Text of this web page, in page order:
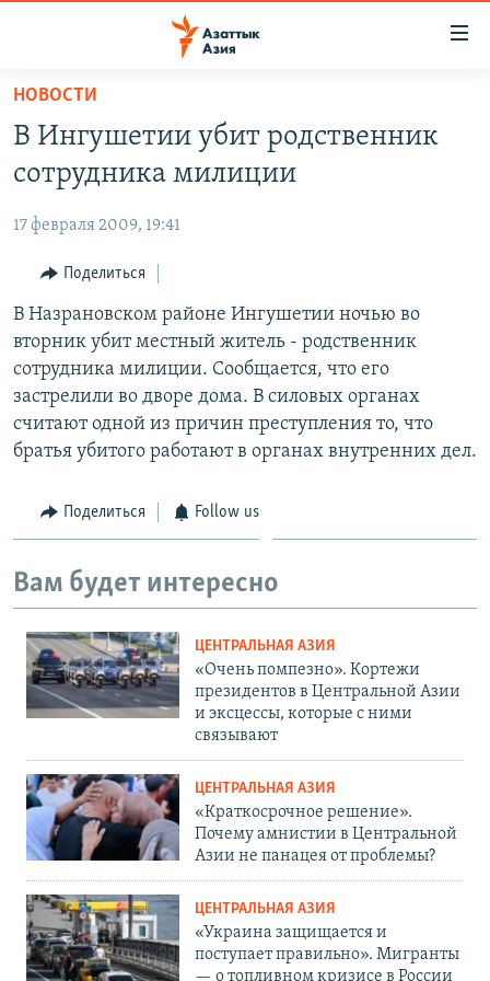
Вернуться
основному
содержанию
Вернутся
навигации
Вернутся
поиску
КАЗАХСТАН
УЗБЕКИСТАН
ТАДЖИКИСТАН
НОВОСТИ
ВОЙНА В УКРАИНЕ
НА ДРУГИХ ЯЗЫКАХ
ҚАЗАҚША
КЫРГЫЗЧА
ЎЗБЕКЧА
ТОҶИКӢ
TÜRKMENÇE
Все сайты РСЕ/РС
НОВОСТИ
В Ингушетии убит родственник
сотрудника милиции
17 февраля 2009, 19:41
Поделиться
В Назрановском районе Ингушетии ночью во
вторник убит местный житель - родственник
сотрудника милиции. Сообщается, что его
застрелили во дворе дома. В силовых органах
считают одной из причин преступления то, что
братья убитого работают в органах внутренних дел.
Поделиться Follow us
Вам будет интересно
ЦЕНТРАЛЬНАЯ АЗИЯ
«Очень помпезно». Кортежи
президентов в Центральной Азии
и эксцессы, которые с ними
связывают
ЦЕНТРАЛЬНАЯ АЗИЯ
«Краткосрочное решение».
Почему амнистии в Центральной
Азии не панацея от проблемы?
ЦЕНТРАЛЬНАЯ АЗИЯ
«Украина защищается и
поступает правильно». Мигранты
— о топливном кризисе в России